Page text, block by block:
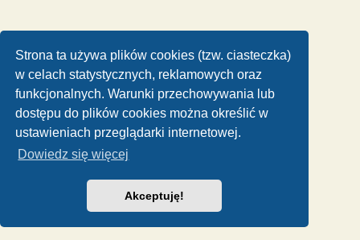
Strona ta używa plików cookies (tzw. ciasteczka)
w celach statystycznych, reklamowych oraz
funkcjonalnych. Warunki przechowywania lub
dostępu do plików cookies można określić w
ustawieniach przeglądarki internetowej.
Dowiedz się więcej
Akceptuję!